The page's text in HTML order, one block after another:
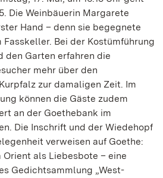
Die Weinbäuerin Margarete
Hand – denn sie begegnete
Bei der Kostümführung
den Garten erfahren die
mehr über den
zur damaligen Zeit. Im
können die Gäste zudem
an der Goethebank im
Die Inschrift und der Wiedehopf
verweisen auf Goethe:
als Liebesbote – eine
Gedichtsammlung „West-